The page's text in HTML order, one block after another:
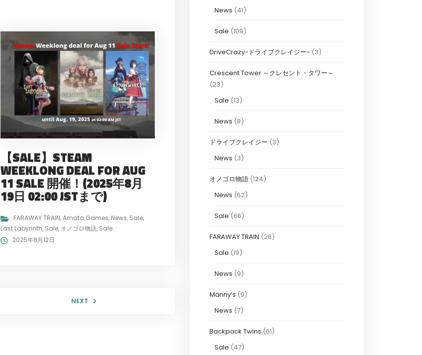
【SALE】STEAM
WEEKLONG DEAL FOR AUG
11 SALE 開催！(2025年8月
19日 02:00 JSTまで)
FARAWAY TRAIN,Amata Games, News, Sale,
Last Labyrinth, Sale, オノゴロ物語, Sale
2025年8月12日
NEXT
News (41)
Sale (109)
DriveCrazy-ドライブクレイジー- (3)
Crescent Tower ～クレセント・タワー～
(23)
Sale (13)
News (8)
ドライブクレイジー (3)
News (3)
オノゴロ物語 (124)
News (62)
Sale (66)
FARAWAY TRAIN (28)
Sale (19)
News (9)
Manny’s (9)
News (7)
Backpack Twins (61)
Sale (47)